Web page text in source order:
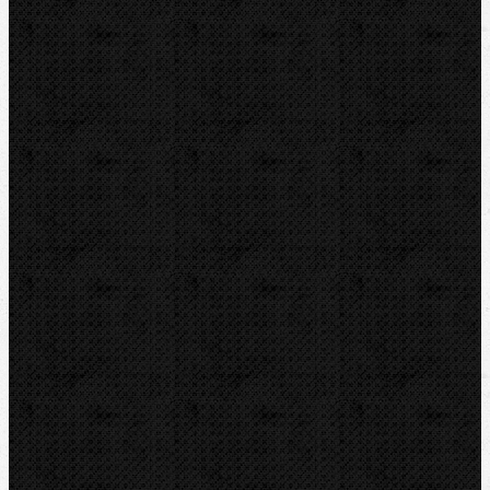
Nůžky
Řezáky a kolečka
Odhrotovače, kalibry
Kalibry
Odhrotovače
Úkosovače
Hasáky, kleště, klíče